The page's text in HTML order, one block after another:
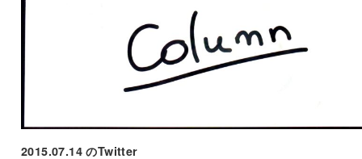
2015.07.14 のTwitter